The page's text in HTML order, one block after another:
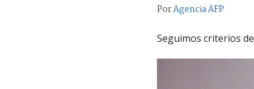
PorAgencia AFP
Seguimos criterios de